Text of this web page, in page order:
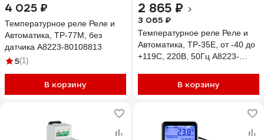
4 025 ₽
Температурное реле Реле и
Автоматика, ТР-77М, без
датчика A8223-80108813
5(1)
В корзину
2 865 ₽
3 065 ₽
Температурное реле Реле и
Автоматика, ТР-35Е, от -40 до
+119C, 220В, 50Гц A8223-
В корзину